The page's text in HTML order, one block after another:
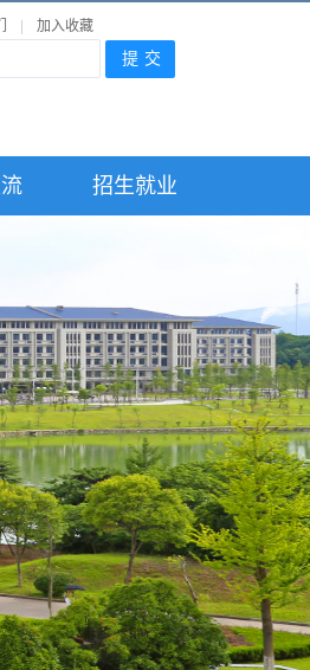
加入收藏
招生就业